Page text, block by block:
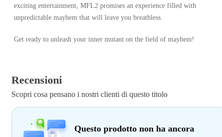
exciting entertainment, MFL2 promises an experience filled with
unpredictable mayhem that will leave you breathless.
Get ready to unleash your inner mutant on the field of mayhem!
Recensioni
Scopri cosa pensano i nostri clienti di questo titolo
Questo prodotto non ha ancora